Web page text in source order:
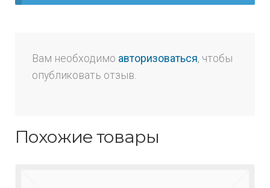
Вам необходимо авторизоваться, чтобы
опубликовать отзыв.
Похожие товары